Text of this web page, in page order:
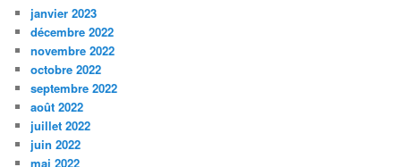
janvier 2023
décembre 2022
novembre 2022
octobre 2022
septembre 2022
août 2022
juillet 2022
juin 2022
mai 2022